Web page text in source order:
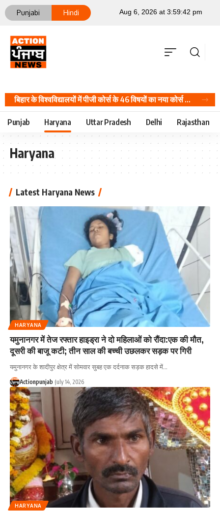
Punjabi Hindi
बिहार के विश्वविद्यालयों में पीजी कोर्स के 46 विषयों का नया कोर्स लागू, NEP और UGC नियमों के आधार पर किए तैयार, Career Hindi News
Punjab Haryana Uttar Pradesh Delhi Rajasthan
Haryana
Latest Haryana News
HARYANA
यमुनानगर में तेज रफ्तार हाइड्रा ने दो महिलाओं को रौंदा:एक की मौत,
दूसरी की बाजू कटी; तीन साल की बच्ची उछलकर सड़क पर गिरी
यमुनानगर के शादीपुर क्षेत्र में सोमवार सुबह एक दर्दनाक सड़क हादसे में…
Actionpunjab July 14, 2026
HARYANA